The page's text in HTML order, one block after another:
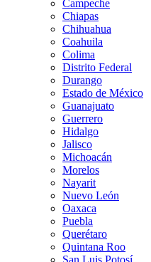
Campeche
Chiapas
Chihuahua
Coahuila
Colima
Distrito Federal
Durango
Estado de México
Guanajuato
Guerrero
Hidalgo
Jalisco
Michoacán
Morelos
Nayarit
Nuevo León
Oaxaca
Puebla
Querétaro
Quintana Roo
San Luis Potosí